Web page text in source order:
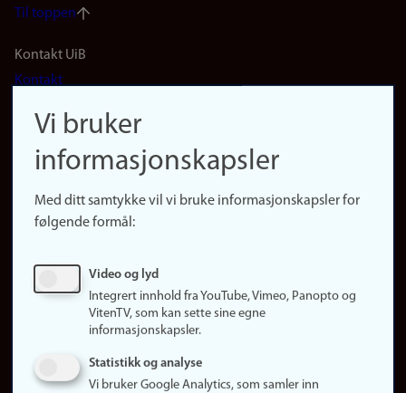
Til toppen
Footer
(no)
Kontakt UiB
Kontakt
Finn forsker
Presse
Finn studier
Ledige stillinger
Om nettstedet
Vi bruker
informasjonskapsler
Med ditt samtykke vil vi bruke informasjonskapsler for
følgende formål:
Video og lyd
Integrert innhold fra YouTube, Vimeo, Panopto og
VitenTV, som kan sette sine egne
informasjonskapsler.
Statistikk og analyse
Vi bruker Google Analytics, som samler inn